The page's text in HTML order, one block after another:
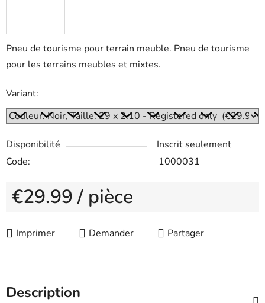
Pneu de tourisme pour terrain meuble. Pneu de tourisme
pour les terrains meubles et mixtes.
Variant:
Disponibilité
Inscrit seulement
Code:
1000031
€29.99/ pièce
Imprimer
Demander Partager
Description